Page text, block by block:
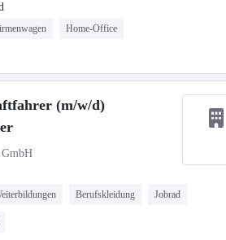
Home-Office
(m/w/d)
Berufskleidung Jobrad